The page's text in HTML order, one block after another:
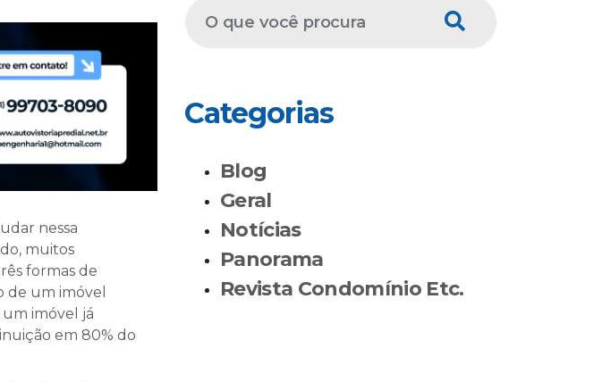
nessa
muitos
formas de
de um imóvel
imóvel já
em 80% do
Categorias
Blog
Geral
Notícias
Panorama
Revista Condomínio Etc.